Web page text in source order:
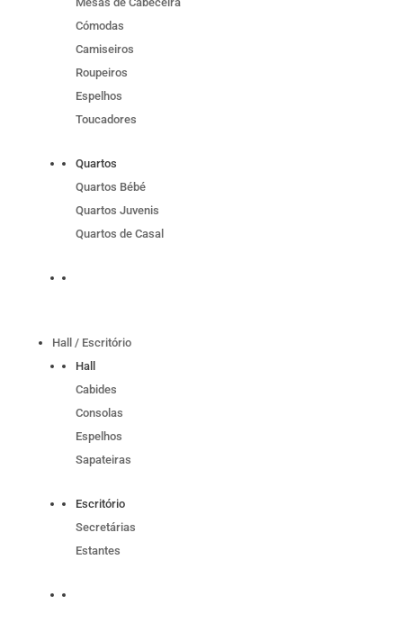
Cómodas
Camiseiros
Roupeiros
Espelhos
Toucadores
Quartos
Quartos Bébé
Quartos Juvenis
Quartos de Casal
Hall / Escritório
Hall
Cabides
Consolas
Espelhos
Sapateiras
Escritório
Secretárias
Estantes